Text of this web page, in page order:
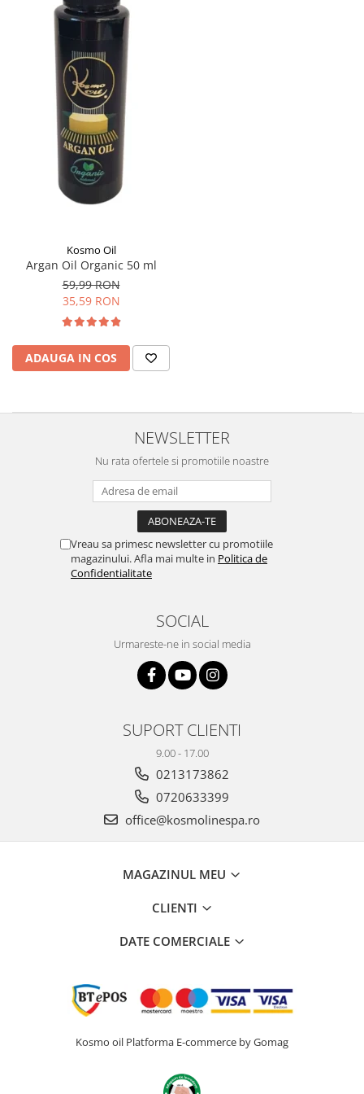
TERAPEUTIC
THAILANDEZ (LOMI-LOMI)
Kosmo Oil
Argan Oil Organic 50 ml
59,99 RON
35,59 RON
ADAUGA IN COS
NEWSLETTER
Nu rata ofertele si promotiile noastre
Vreau sa primesc newsletter cu promotiile
magazinului. Afla mai multe in Politica de
Confidentialitate
SOCIAL
Urmareste-ne in social media
SUPORT CLIENTI
9.00 - 17.00
0213173862
0720633399
office@kosmolinespa.ro
MAGAZINUL MEU
CLIENTI
DATE COMERCIALE
Kosmo oil Platforma E-commerce by Gomag